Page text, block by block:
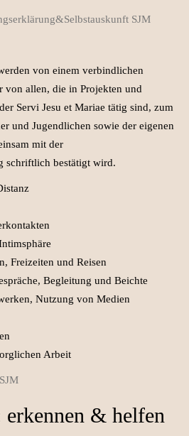
SJM
von einem verbindlichen
von allen, die in Projekten und
Servi Jesu et Mariae tätig sind, zum
und Jugendlichen sowie der eigenen
mit der
schriftlich bestätigt wird.
Freizeiten und Reisen
Begleitung und Beichte
Nutzung von Medien
Arbeit
& helfen